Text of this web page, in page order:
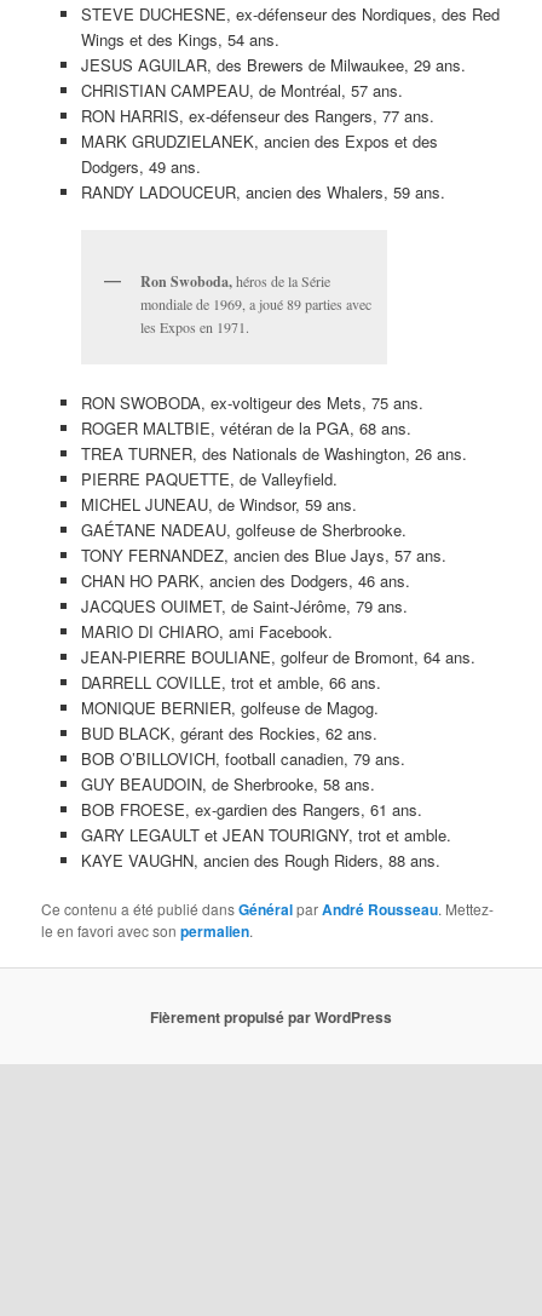
STEVE DUCHESNE, ex-défenseur des Nordiques, des Red
Wings et des Kings, 54 ans.
JESUS AGUILAR, des Brewers de Milwaukee, 29 ans.
CHRISTIAN CAMPEAU, de Montréal, 57 ans.
RON HARRIS, ex-défenseur des Rangers, 77 ans.
MARK GRUDZIELANEK, ancien des Expos et des
Dodgers, 49 ans.
RANDY LADOUCEUR, ancien des Whalers, 59 ans.
Ron Swoboda,héros de la Série
mondiale de 1969, a joué 89 parties avec
les Expos en 1971.
RON SWOBODA, ex-voltigeur des Mets, 75 ans.
ROGER MALTBIE, vétéran de la PGA, 68 ans.
TREA TURNER, des Nationals de Washington, 26 ans.
PIERRE PAQUETTE, de Valleyfield.
MICHEL JUNEAU, de Windsor, 59 ans.
GAÉTANE NADEAU, golfeuse de Sherbrooke.
TONY FERNANDEZ, ancien des Blue Jays, 57 ans.
CHAN HO PARK, ancien des Dodgers, 46 ans.
JACQUES OUIMET, de Saint-Jérôme, 79 ans.
MARIO DI CHIARO, ami Facebook.
JEAN-PIERRE BOULIANE, golfeur de Bromont, 64 ans.
DARRELL COVILLE, trot et amble, 66 ans.
MONIQUE BERNIER, golfeuse de Magog.
BUD BLACK, gérant des Rockies, 62 ans.
BOB O’BILLOVICH, football canadien, 79 ans.
GUY BEAUDOIN, de Sherbrooke, 58 ans.
BOB FROESE, ex-gardien des Rangers, 61 ans.
GARY LEGAULT et JEAN TOURIGNY, trot et amble.
KAYE VAUGHN, ancien des Rough Riders, 88 ans.
Ce contenu a été publié dansGénéralparAndré Rousseau. Mettez-
le en favori avec sonpermalien.
Fièrement propulsé par WordPress